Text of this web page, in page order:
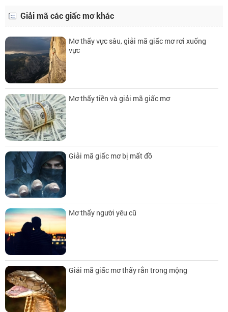
Giải mã các giấc mơ khác
Mơ thấy vực sâu, giải mã giấc mơ rơi xuống
vực
Mơ thấy tiền và giải mã giấc mơ
Giải mã giấc mơ bị mất đồ
Mơ thấy người yêu cũ
Giải mã giấc mơ thấy rắn trong mộng